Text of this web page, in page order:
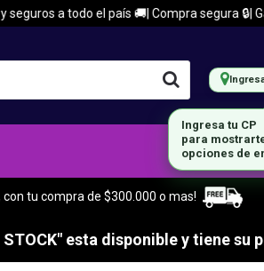
a todo el país 🚚| Compra segura 🔒|
con tu compra de $300.000 o mas!
esta disponible y tiene su